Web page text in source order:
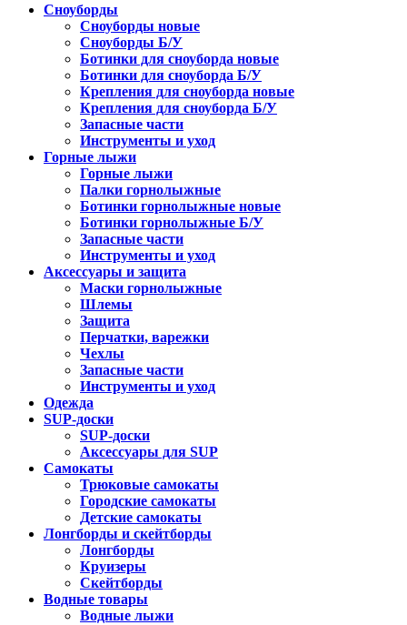
Сноуборды
Сноуборды новые
Сноуборды Б/У
Ботинки для сноуборда новые
Ботинки для сноуборда Б/У
Крепления для сноуборда новые
Крепления для сноуборда Б/У
Запасные части
Инструменты и уход
Горные лыжи
Горные лыжи
Палки горнолыжные
Ботинки горнолыжные новые
Ботинки горнолыжные Б/У
Запасные части
Инструменты и уход
Аксессуары и защита
Маски горнолыжные
Шлемы
Защита
Перчатки, варежки
Чехлы
Запасные части
Инструменты и уход
Одежда
SUP-доски
SUP-доски
Аксессуары для SUP
Самокаты
Трюковые самокаты
Городские самокаты
Детские самокаты
Лонгборды и скейтборды
Лонгборды
Круизеры
Скейтборды
Водные товары
Водные лыжи